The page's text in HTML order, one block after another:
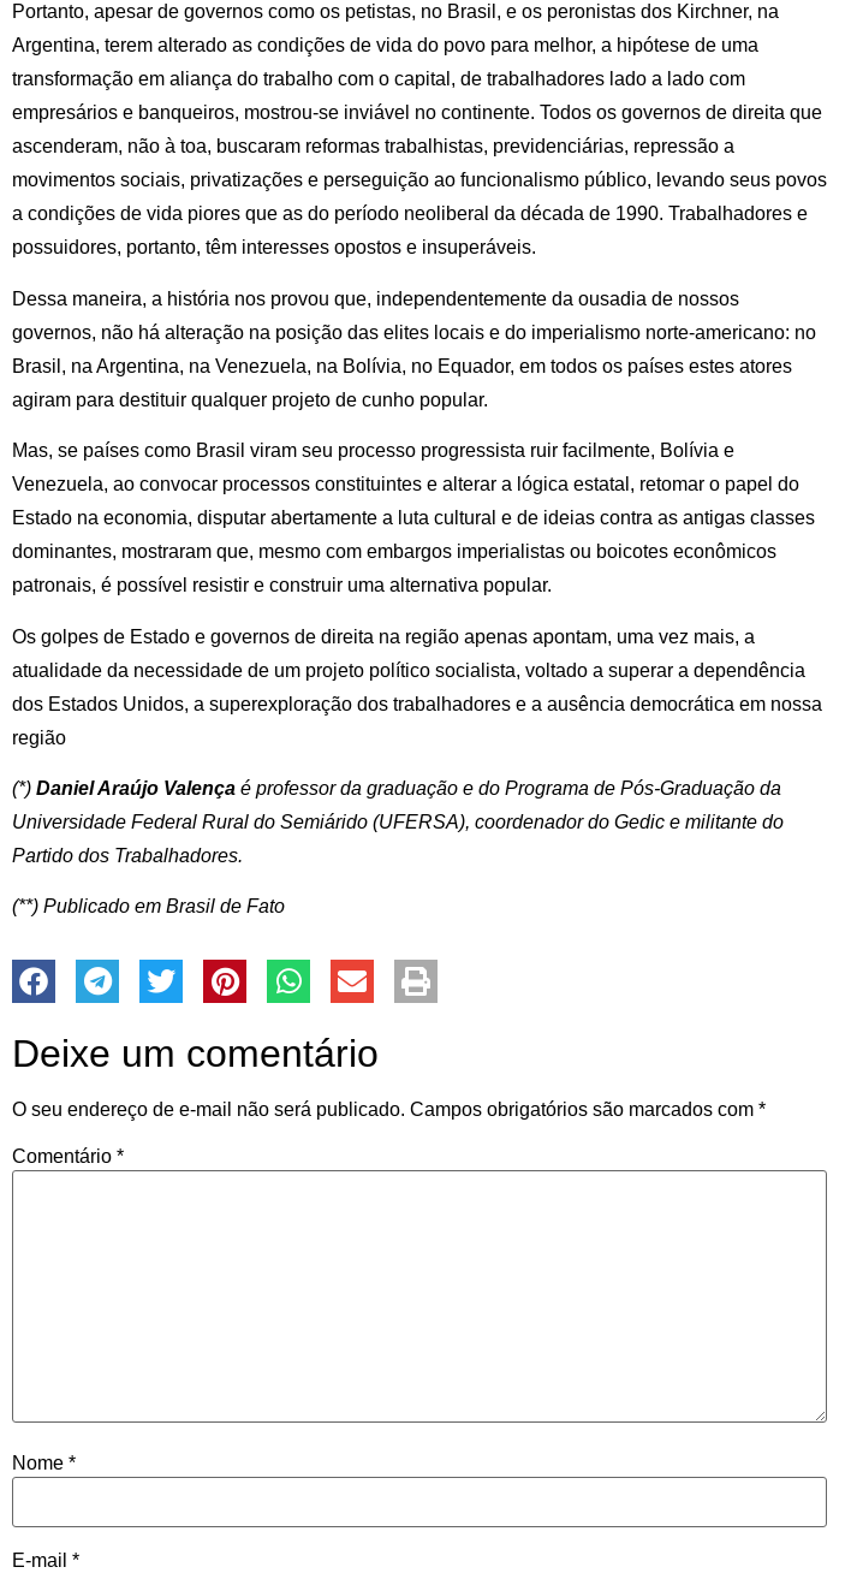
Portanto, apesar de governos como os petistas, no Brasil, e os peronistas dos Kirchner, na
Argentina, terem alterado as condições de vida do povo para melhor, a hipótese de uma
transformação em aliança do trabalho com o capital, de trabalhadores lado a lado com
empresários e banqueiros, mostrou-se inviável no continente. Todos os governos de direita que
ascenderam, não à toa, buscaram reformas trabalhistas, previdenciárias, repressão a
movimentos sociais, privatizações e perseguição ao funcionalismo público, levando seus povos
a condições de vida piores que as do período neoliberal da década de 1990. Trabalhadores e
possuidores, portanto, têm interesses opostos e insuperáveis.
Dessa maneira, a história nos provou que, independentemente da ousadia de nossos
governos, não há alteração na posição das elites locais e do imperialismo norte-americano: no
Brasil, na Argentina, na Venezuela, na Bolívia, no Equador, em todos os países estes atores
agiram para destituir qualquer projeto de cunho popular.
Mas, se países como Brasil viram seu processo progressista ruir facilmente, Bolívia e
Venezuela, ao convocar processos constituintes e alterar a lógica estatal, retomar o papel do
Estado na economia, disputar abertamente a luta cultural e de ideias contra as antigas classes
dominantes, mostraram que, mesmo com embargos imperialistas ou boicotes econômicos
patronais, é possível resistir e construir uma alternativa popular.
Os golpes de Estado e governos de direita na região apenas apontam, uma vez mais, a
atualidade da necessidade de um projeto político socialista, voltado a superar a dependência
dos Estados Unidos, a superexploração dos trabalhadores e a ausência democrática em nossa
região
(*) Daniel Araújo Valença é professor da graduação e do Programa de Pós-Graduação da
Universidade Federal Rural do Semiárido (UFERSA), coordenador do Gedic e militante do
Partido dos Trabalhadores.
(**) Publicado em Brasil de Fato
Deixe um comentário
O seu endereço de e-mail não será publicado. Campos obrigatórios são marcados com *
Comentário *
Nome *
E-mail *